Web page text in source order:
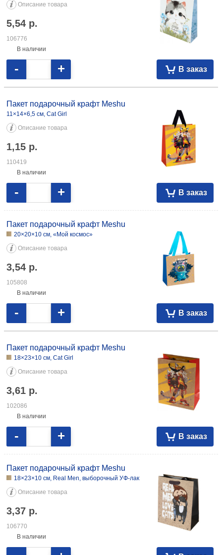
Описание товара
5,54 р.
106776
В наличии
В заказ
- +
Пакет подарочный крафт Meshu
11×14×6,5 см, Cat Girl
Описание товара
1,15 р.
110419
В наличии
В заказ
- +
Пакет подарочный крафт Meshu
20×20×10 см, «Мой космос»
Описание товара
3,54 р.
105808
В наличии
В заказ
- +
Пакет подарочный крафт Meshu
18×23×10 см, Cat Girl
Описание товара
3,61 р.
102086
В наличии
В заказ
- +
Пакет подарочный крафт Meshu
18×23×10 см, Real Men, выборочный УФ-лак
Описание товара
3,37 р.
106770
В наличии